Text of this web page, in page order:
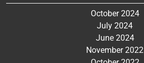
October 2024
July 2024
June 2024
November 2022